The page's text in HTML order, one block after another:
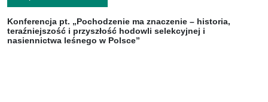
Konferencja pt. „Pochodzenie ma znaczenie – historia,
teraźniejszość i przyszłość hodowli selekcyjnej i
nasiennictwa leśnego w Polsce”